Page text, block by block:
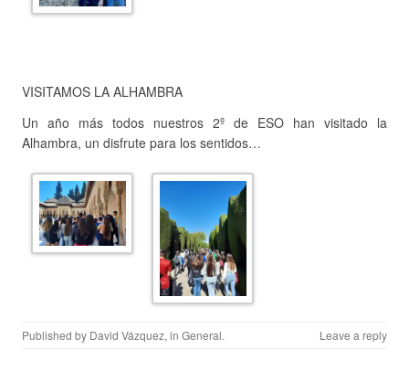
VISITAMOS LA ALHAMBRA
Un año más todos nuestros 2º de ESO han visitado la
Alhambra, un disfrute para los sentidos…
Published by David Vázquez, in General. Leave a reply